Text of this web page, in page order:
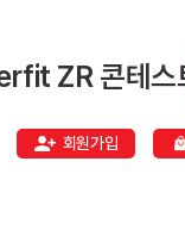
ZR 콘테스
회원가입